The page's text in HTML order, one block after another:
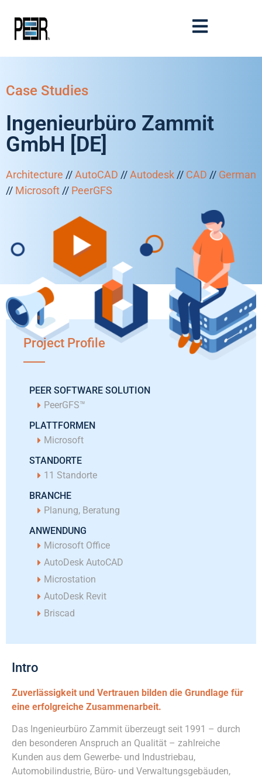
Case Studies
Ingenieurbüro Zammit
GmbH [DE]
Architecture //AutoCAD //Autodesk // CAD // German
// Microsoft // PeerGFS
Project Profile
PEER SOFTWARE SOLUTION
PeerGFS™️
PLATTFORMEN
Microsoft
STANDORTE
11 Standorte
BRANCHE
Planung, Beratung
ANWENDUNG
Microsoft Office
AutoDesk AutoCAD
Microstation
AutoDesk Revit
Briscad
Intro
Zuverlässigkeit und Vertrauen bilden die Grundlage für
eine erfolgreiche Zusammenarbeit.
Das Ingenieurbüro Zammit überzeugt seit 1991 – durch
den besonderen Anspruch an Qualität – zahlreiche
Kunden aus dem Gewerbe- und Industriebau,
Automobilindustrie, Büro- und Verwaltungsgebäuden,